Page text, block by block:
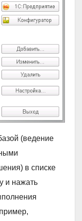
(ведение
в списке
и нажать